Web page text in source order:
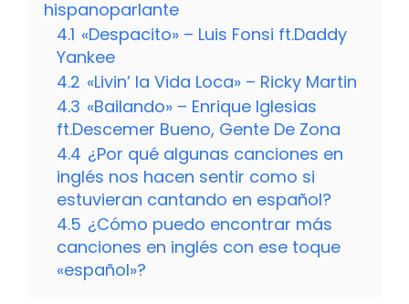
hispanoparlante
4.1 «Despacito» – Luis Fonsi ft.Daddy
Yankee
4.2 «Livin’ la Vida Loca» – Ricky Martin
4.3 «Bailando» – Enrique Iglesias
ft.Descemer Bueno, Gente De Zona
4.4 ¿Por qué algunas canciones en
inglés nos hacen sentir como si
estuvieran cantando en español?
4.5 ¿Cómo puedo encontrar más
canciones en inglés con ese toque
«español»?